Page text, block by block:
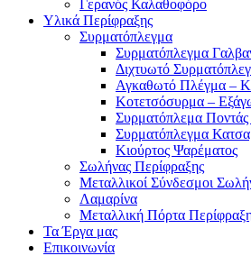
Γερανός Καλαθοφόρο
Υλικά Περίφραξης
Συρματόπλεγμα
Συρματόπλεγμα
Διχτυωτό
Αγκαθωτό Πλέγμα –
Κοτετσόσυρμα –
Συρματόπλεμα
Συρματόπλεγμα
Κιούρτος Ψαρέματος
Σωλήνας Περίφραξης
Μεταλλικοί Σύνδεσμοι
Λαμαρίνα
Μεταλλική Πόρτα
Τα Έργα μας
Επικοινωνία